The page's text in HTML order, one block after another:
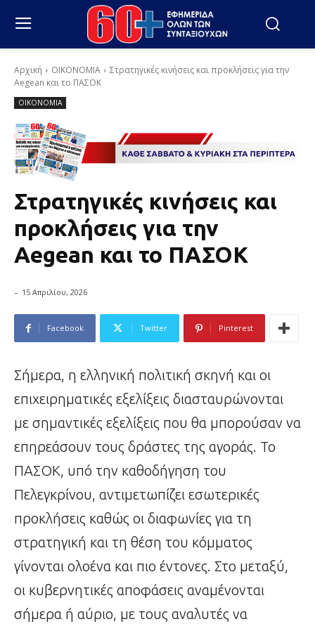
Αρχική ΟΙΚΟΝΟΜΙΑ
Στρατηγικές κινήσεις και προκλήσεις για την
Aegean και το ΠΑΣΟΚ
ΟΙΚΟΝΟΜΙΑ
Στρατηγικές κινήσεις και
προκλήσεις για την
Aegean και το ΠΑΣΟΚ
- 15 Απριλίου, 2026
Facebook Twitter Pinterest
Σήμερα, η ελληνική πολιτική σκηνή και οι
επιχειρηματικές εξελίξεις διασταυρώνονται
με σημαντικές εξελίξεις που θα μπορούσαν να
επηρεάσουν τους δράστες της αγοράς. Το
ΠΑΣΟΚ, υπό την καθοδήγηση του
Πελεγκρίνου, αντιμετωπίζει εσωτερικές
προκλήσεις καθώς οι διαφωνίες για τη
στρατηγική και τη θέση του κόμματος
γίνονται ολοένα και πιο έντονες. Στο μεταξύ,
οι κυβερνητικές αποφάσεις αναμένονται
σήμερα ή αύριο, με τους αναλυτές να